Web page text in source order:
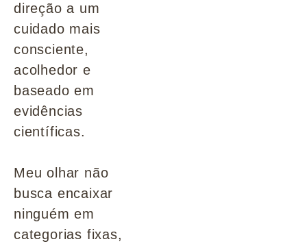
direção a um
cuidado mais
consciente,
acolhedor e
baseado em
evidências
científicas.
Meu olhar não
busca encaixar
ninguém em
categorias fixas,